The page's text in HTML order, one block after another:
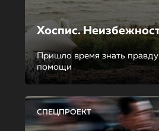
Хоспис.
Пришло время знать
помощи
СПЕЦПРОЕКТ